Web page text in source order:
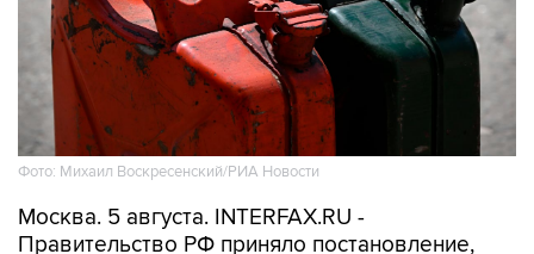
Фото: Михаил Воскресенский/РИА Новости
Москва. 5 августа. INTERFAX.RU -
Правительство РФ приняло постановление,